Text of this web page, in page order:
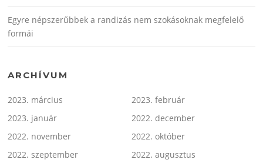
Egyre népszerűbbek a randizás nem szokásoknak megfelelő
formái
ARCHÍVUM
2023. március
2023. február
2023. január
2022. december
2022. november
2022. október
2022. szeptember
2022. augusztus